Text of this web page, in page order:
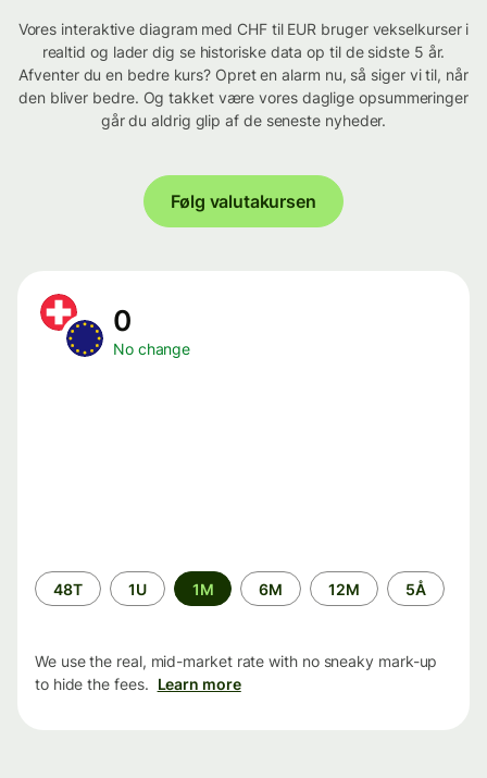
Vores interaktive diagram med CHF til EUR bruger vekselkurser i
realtid og lader dig se historiske data op til de sidste 5 år.
Afventer du en bedre kurs? Opret en alarm nu, så siger vi til, når
den bliver bedre. Og takket være vores daglige opsummeringer
går du aldrig glip af de seneste nyheder.
Følg valutakursen
0
No change
Time
period
48T 1U 1M 6M 12M 5Å
We use the real, mid-market rate with no sneaky mark-up
to hide the fees. Learn more